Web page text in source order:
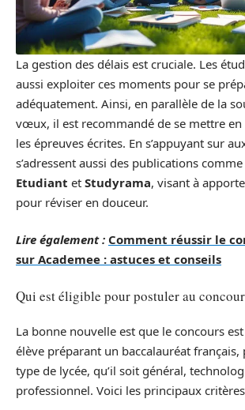
La gestion des délais est cruciale. Les
aussi exploiter ces moments pour se
adéquatement. Ainsi, en parallèle de la
vœux, il est recommandé de se mettre
les épreuves écrites. En s’appuyant sur
s’adressent aussi des publications comme
Etudiant et Studyrama, visant à
pour réviser en douceur.
Lire également : Comment réussir le
sur Academee : astuces et conseils
Qui est éligible pour postuler au
La bonne nouvelle est que le concours
élève préparant un baccalauréat
type de lycée, qu’il soit général,
professionnel. Voici les principaux